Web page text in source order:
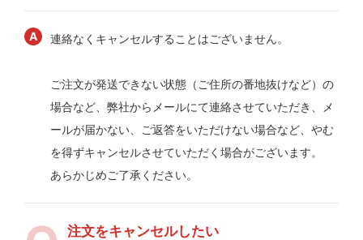
連絡なくキャンセルすることはございません。
ご注文が発送できない状態（ご住所の番地抜けなど）の
場合など、弊社からメールにて連絡させていただき、メ
ールが届かない、ご返答をいただけない場合など、やむ
を得ずキャンセルさせていただく場合がございます。
あらかじめご了承ください。
注文をキャンセルしたい